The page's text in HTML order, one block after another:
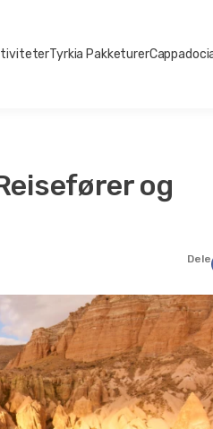
Tyrkia Pakketurer
og
Dele